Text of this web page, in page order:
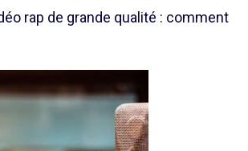
rap de grande qualité : comment